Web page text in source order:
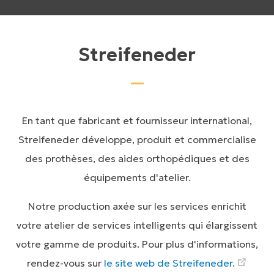
Streifeneder
En tant que fabricant et fournisseur international,
Streifeneder développe, produit et commercialise
des prothèses, des aides orthopédiques et des
équipements d'atelier.
Notre production axée sur les services enrichit
votre atelier de services intelligents qui élargissent
votre gamme de produits. Pour plus d'informations,
rendez-vous sur le site web de Streifeneder.